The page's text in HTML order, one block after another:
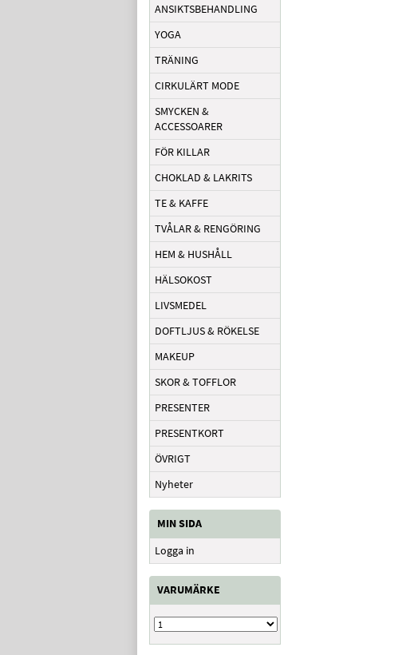
ANSIKTSBEHANDLING
YOGA
TRÄNING
CIRKULÄRT MODE
SMYCKEN &
ACCESSOARER
FÖR KILLAR
CHOKLAD & LAKRITS
TE & KAFFE
TVÅLAR & RENGÖRING
HEM & HUSHÅLL
HÄLSOKOST
LIVSMEDEL
DOFTLJUS & RÖKELSE
MAKEUP
SKOR & TOFFLOR
PRESENTER
PRESENTKORT
ÖVRIGT
Nyheter
MIN SIDA
Logga in
VARUMÄRKE